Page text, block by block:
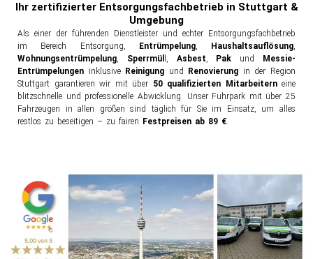
Ihr zertifizierter Entsorgungsfachbetrieb in Stuttgart &
Umgebung
Als einer der führenden Dienstleister und echter Entsorgungsfachbetrieb
im Bereich Entsorgung,
Entrümpelung, Haushaltsauflösung,
Wohnungsentrümpelung, Sperrmül l, Asbest, Pak und
Messie-
Entrümpelungen inklusive Reinigung und Renovierung in der Region
Stuttgart garantieren wir mit über 50 qualifizierten Mitarbeiterneine
blitzschnelle und professionelle Abwicklung. Unser Fuhrpark mit über 25
Fahrzeugen in allen größen sind täglich für Sie im Einsatz, um alles
restlos zu beseitigen – zu fairen Festpreisen ab 89 €.